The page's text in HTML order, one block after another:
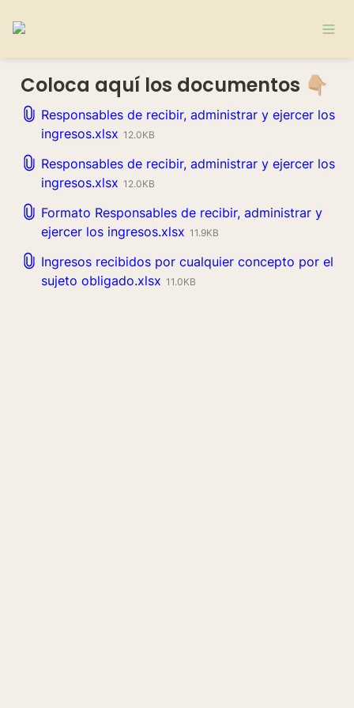
Coloca aquí los documentos 👇🏼
Responsables de recibir, administrar y ejercer los
ingresos.xlsx 12.0KB
Responsables de recibir, administrar y ejercer los
ingresos.xlsx 12.0KB
Formato Responsables de recibir, administrar y
ejercer los ingresos.xlsx 11.9KB
Ingresos recibidos por cualquier concepto por el
sujeto obligado.xlsx 11.0KB